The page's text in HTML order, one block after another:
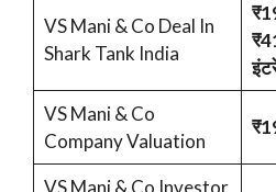
VS Mani & Co Deal In
Shark Tank India
VS Mani & Co
Company Valuation
VS Mani & Co Investor